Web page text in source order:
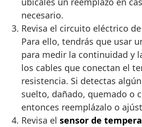
necesario.
Revisa el circuito eléctrico
Para ello, tendrás que usar
para medir la continuidad y
los cables que conectan el
resistencia. Si detectas
suelto, dañado, quemado o
entonces reemplázalo o
Revisa el sensor de